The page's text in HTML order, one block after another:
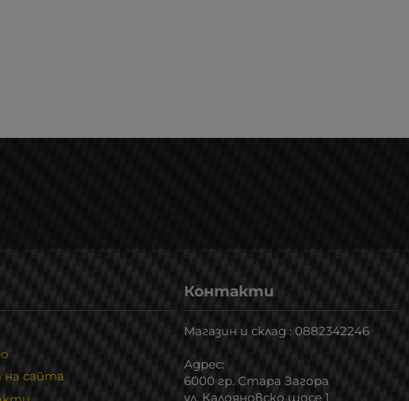
сайта
Контакти
Магазин и склад : 0882342246
Адрес:
6000 гр. Стара Загора
ул. Калояновско шосе 1